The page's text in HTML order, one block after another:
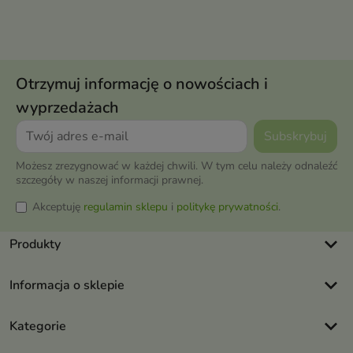
Otrzymuj informację o nowościach i
wyprzedażach
Możesz zrezygnować w każdej chwili. W tym celu należy odnaleźć
szczegóły w naszej informacji prawnej.
Akceptuję regulamin sklepu i politykę prywatności.
Produkty keyboard_arrow_down
Informacja o sklepie keyboard_arrow_down
Kategorie keyboard_arrow_down